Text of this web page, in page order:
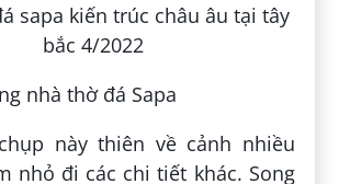
nhà thờ đá Sapa
này thiên về cảnh nhiều
nhỏ đi các chi tiết khác. Song